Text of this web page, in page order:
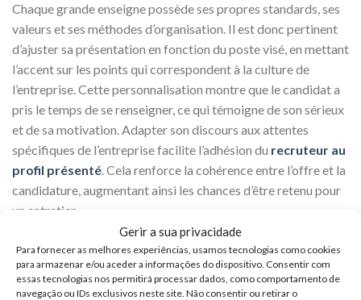
Gerir a sua privacidade
Para fornecer as melhores experiências, usamos tecnologias como cookies
para armazenar e/ou aceder a informações do dispositivo. Consentir com
essas tecnologias nos permitirá processar dados, como comportamento de
navegação ou IDs exclusivos neste site. Não consentir ou retirar o
Chaque grande enseigne possède ses propres standards, ses
valeurs et ses méthodes d’organisation. Il est donc pertinent
d’ajuster sa présentation en fonction du poste visé, en mettant
l’accent sur les points qui correspondent à la culture de
l’entreprise. Cette personnalisation montre que le candidat a
pris le temps de se renseigner, ce qui témoigne de son sérieux
et de sa motivation. Adapter son discours aux attentes
spécifiques de l’entreprise facilite l’adhésion du recruteur au
profil présenté. Cela renforce la cohérence entre l’offre et la
candidature, augmentant ainsi les chances d’être retenu pour
un entretien.
Lire d’autres contenus connexes :
✅Conseils pour créer un curriculum vitae efficace et